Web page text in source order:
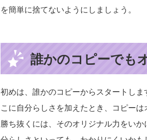
を簡単に捨てないようにしましょう。
誰かのコピーでも
初めは、誰かのコピーからスタートし
こに自分らしさを加えたとき、コピー
勝ち抜くには、そのオリジナル力をい